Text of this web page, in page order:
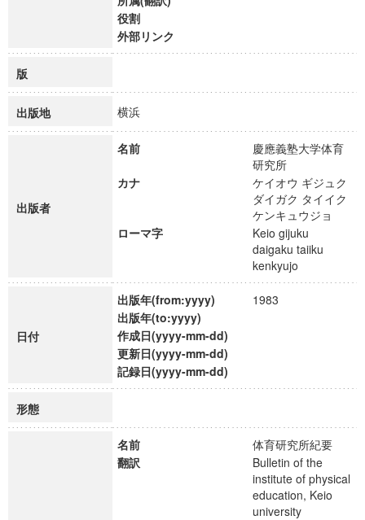
役割
外部リンク
版
出版地 横浜
出版者
名前
慶應義塾大学体育
研究所
カナ
ケイオウ ギジュク
ダイガク タイイク
ケンキュウジョ
ローマ字
Keio gijuku
daigaku taiiku
kenkyujo
日付
出版年(from:yyyy)
1983
出版年(to:yyyy)
作成日(yyyy-mm-dd)
更新日(yyyy-mm-dd)
記録日(yyyy-mm-dd)
形態
名前
体育研究所紀要
翻訳
Bulletin of the
institute of physical
education, Keio
university